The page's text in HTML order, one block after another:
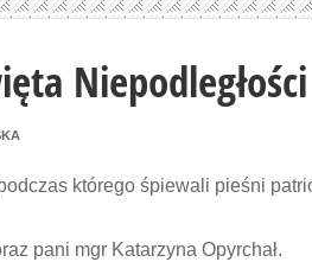
Niepodległości
którego śpiewali pieśni
pani mgr Katarzyna Opyrchał.